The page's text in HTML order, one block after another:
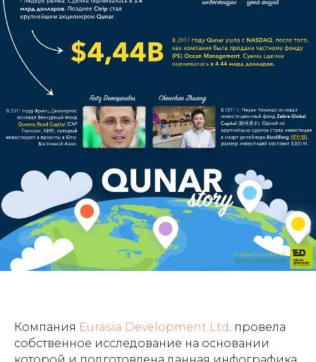
Компания Eurasia Development Ltd . провела
собственное исследование на основании